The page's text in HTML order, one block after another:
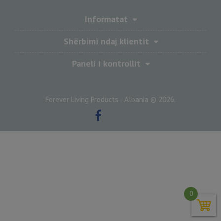
Informatat
Shërbimi ndaj klientit
Paneli i kontrollit
Forever Living Products - Albania © 2026.
0